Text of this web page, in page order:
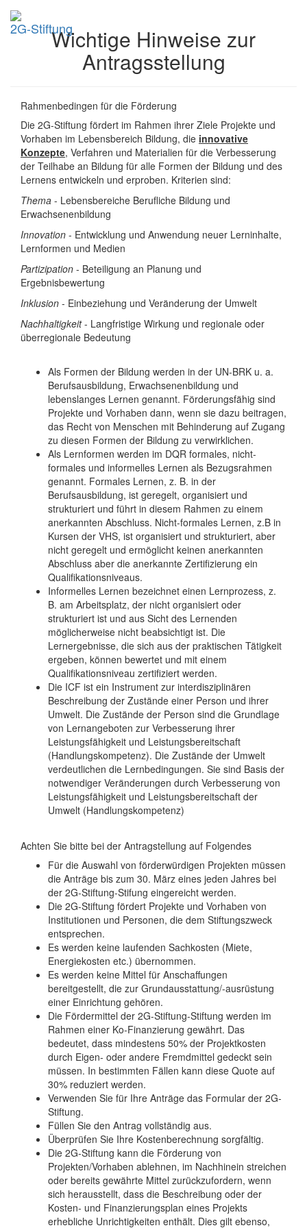
2G-StiftungWichtige Hinweise zur
Antragsstellung
Rahmenbedingen für die Förderung
Die 2G-Stiftung fördert im Rahmen ihrer Ziele Projekte und
Vorhaben im Lebensbereich Bildung, die innovative
Konzepte, Verfahren und Materialien für die Verbesserung
der Teilhabe an Bildung für alle Formen der Bildung und des
Lernens entwickeln und erproben. Kriterien sind:
Thema - Lebensbereiche Berufliche Bildung und
Erwachsenenbildung
Innovation - Entwicklung und Anwendung neuer Lerninhalte,
Lernformen und Medien
Partizipation - Beteiligung an Planung und
Ergebnisbewertung
Inklusion - Einbeziehung und Veränderung der Umwelt
Nachhaltigkeit- Langfristige Wirkung und regionale oder
überregionale Bedeutung
Als Formen der Bildung werden in der UN-BRK u. a.
Berufsausbildung, Erwachsenenbildung und
lebenslanges Lernen genannt. Förderungsfähig sind
Projekte und Vorhaben dann, wenn sie dazu beitragen,
das Recht von Menschen mit Behinderung auf Zugang
zu diesen Formen der Bildung zu verwirklichen.
Als Lernformen werden im DQR formales, nicht-
formales und informelles Lernen als Bezugsrahmen
genannt. Formales Lernen, z. B. in der
Berufsausbildung, ist geregelt, organisiert und
strukturiert und führt in diesem Rahmen zu einem
anerkannten Abschluss. Nicht-formales Lernen, z.B in
Kursen der VHS, ist organisiert und strukturiert, aber
nicht geregelt und ermöglicht keinen anerkannten
Abschluss aber die anerkannte Zertifizierung ein
Qualifikationsniveaus.
Informelles Lernen bezeichnet einen Lernprozess, z.
B. am Arbeitsplatz, der nicht organisiert oder
strukturiert ist und aus Sicht des Lernenden
möglicherweise nicht beabsichtigt ist. Die
Lernergebnisse, die sich aus der praktischen Tätigkeit
ergeben, können bewertet und mit einem
Qualifikationsniveau zertifiziert werden.
Die ICF ist ein Instrument zur interdisziplinären
Beschreibung der Zustände einer Person und ihrer
Umwelt. Die Zustände der Person sind die Grundlage
von Lernangeboten zur Verbesserung ihrer
Leistungsfähigkeit und Leistungsbereitschaft
(Handlungskompetenz). Die Zustände der Umwelt
verdeutlichen die Lernbedingungen. Sie sind Basis der
notwendiger Veränderungen durch Verbesserung von
Leistungsfähigkeit und Leistungsbereitschaft der
Umwelt (Handlungskompetenz)
Achten Sie bitte bei der Antragstellung auf Folgendes
Für die Auswahl von förderwürdigen Projekten müssen
die Anträge bis zum 30. März eines jeden Jahres bei
der 2G-Stiftung-Stifung eingereicht werden.
Die 2G-Stiftung fördert Projekte und Vorhaben von
Institutionen und Personen, die dem Stiftungszweck
entsprechen.
Es werden keine laufenden Sachkosten (Miete,
Energiekosten etc.) übernommen.
Es werden keine Mittel für Anschaffungen
bereitgestellt, die zur Grundausstattung/-ausrüstung
einer Einrichtung gehören.
Die Fördermittel der 2G-Stiftung-Stiftung werden im
Rahmen einer Ko-Finanzierung gewährt. Das
bedeutet, dass mindestens 50% der Projektkosten
durch Eigen- oder andere Fremdmittel gedeckt sein
müssen. In bestimmten Fällen kann diese Quote auf
30% reduziert werden.
Verwenden Sie für Ihre Anträge das Formular der 2G-
Stiftung.
Füllen Sie den Antrag vollständig aus.
Überprüfen Sie Ihre Kostenberechnung sorgfältig.
Die 2G-Stiftung kann die Förderung von
Projekten/Vorhaben ablehnen, im Nachhinein streichen
oder bereits gewährte Mittel zurückzufordern, wenn
sich herausstellt, dass die Beschreibung oder der
Kosten- und Finanzierungsplan eines Projekts
erhebliche Unrichtigkeiten enthält. Dies gilt ebenso,